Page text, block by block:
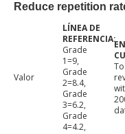
Reduce repetition
Valor
Grade
1=9,
Grade
2=8.4,
Grade
3=6.2,
Grade
4=4.2,